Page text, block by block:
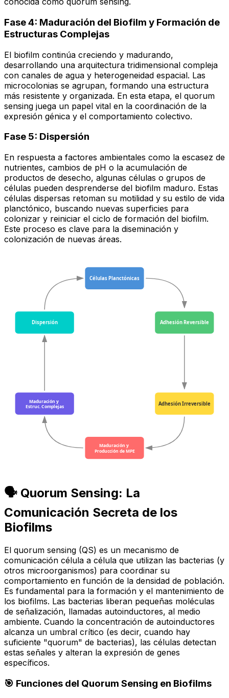
Fase 4: Maduración del Biofilm y Formación de
Estructuras Complejas
El biofilm continúa creciendo y madurando,
desarrollando una arquitectura tridimensional compleja
con canales de agua y heterogeneidad espacial. Las
microcolonias se agrupan, formando una estructura
más resistente y organizada. En esta etapa, el quorum
sensing juega un papel vital en la coordinación de la
expresión génica y el comportamiento colectivo.
Fase 5: Dispersión
En respuesta a factores ambientales como la escasez de
nutrientes, cambios de pH o la acumulación de
productos de desecho, algunas células o grupos de
células pueden desprenderse del biofilm maduro. Estas
células dispersas retoman su motilidad y su estilo de vida
planctónico, buscando nuevas superficies para
colonizar y reiniciar el ciclo de formación del biofilm.
Este proceso es clave para la diseminación y
colonización de nuevas áreas.
Células Planctónicas
Adhesión Reversible
Adhesión Irreversible
Maduración y
Producción de MPE
Maduración y
Estruc. Complejas
Dispersión
🗣️ Quorum Sensing: La
Comunicación Secreta de los
Biofilms
El quorum sensing (QS) es un mecanismo de
comunicación célula a célula que utilizan las bacterias (y
otros microorganismos) para coordinar su
comportamiento en función de la densidad de población.
Es fundamental para la formación y el mantenimiento de
los biofilms. Las bacterias liberan pequeñas moléculas
de señalización, llamadas autoinductores, al medio
ambiente. Cuando la concentración de autoinductores
alcanza un umbral crítico (es decir, cuando hay
suficiente "quorum" de bacterias), las células detectan
estas señales y alteran la expresión de genes
específicos.
🎯 Funciones del Quorum Sensing en Biofilms